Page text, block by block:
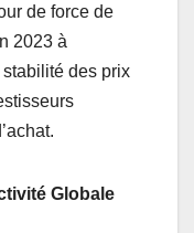
de force de
2023 à
des prix
Globale